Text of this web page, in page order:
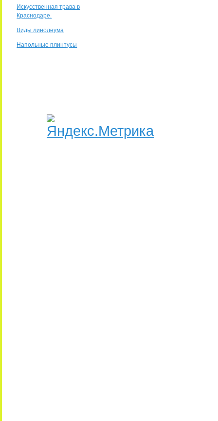
Искусственная трава в
Краснодаре.
Виды линолеума
Напольные плинтусы